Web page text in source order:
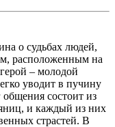
о судьбах людей,
расположенным на
– молодой
уводит в пучину
общения состоит из
и каждый из них
страстей. В